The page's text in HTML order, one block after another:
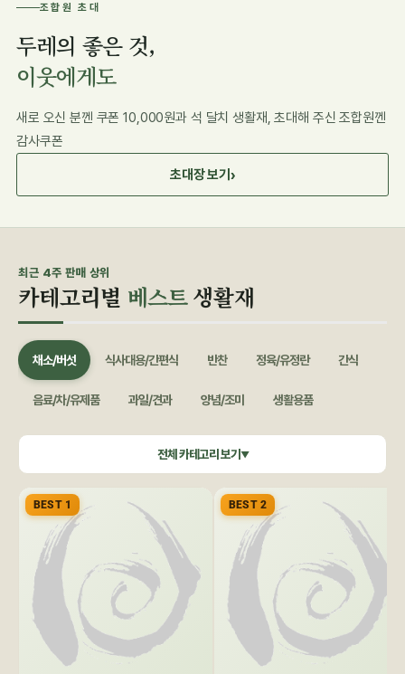
조합원 초대
두레의 좋은 것,
이웃에게도
새로 오신 분껜 쿠폰 10,000원과 석 달치 생활재, 초대해 주신 조합원껜
감사쿠폰
초대장 보기›
최근 4주 판매 상위
카테고리별 베스트생활재
채소/버섯 식사대용/간편식 반찬 정육/유정란 간식
음료/차/유제품 과일/견과 양념/조미 생활용품
쌀/잡곡 수산/건어물 공정무역(민중교역) 건강식품/꿀
전체 카테고리 보기▼
BEST 1 BEST 2